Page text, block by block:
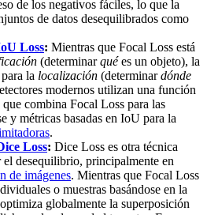
de los negativos fáciles, lo que la
de datos desequilibrados como
Loss: Mientras que Focal Loss está
(determinarquées un objeto), la
la localización (determinardónde
modernos utilizan una función
combina Focal Loss para las
y métricas basadas en IoU para la
.
Loss: Dice Loss es otra técnica
el desequilibrio, principalmente en
de imágenes. Mientras que Focal Loss
o muestras basándose en la
globalmente la superposición